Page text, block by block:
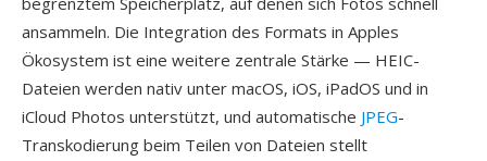
ansammeln. Die Integration des Formats in Apples
Ökosystem ist eine weitere zentrale Stärke — HEIC-
Dateien werden nativ unter macOS, iOS, iPadOS und in
iCloud Photos unterstützt, und automatische JPEG-
Transkodierung beim Teilen von Dateien stellt